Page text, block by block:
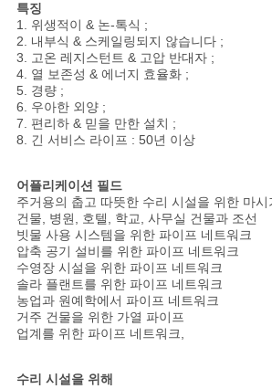
특징
1. 위생적이 & 논-톡식 ;
2. 내부식 & 스케일링되지 않습니다 ;
3. 고온 레지스턴트 & 고압 반대자 ;
4. 열 보존성 & 에너지 효율화 ;
5. 경량 ;
6. 우아한 외양 ;
7. 편리하 & 믿을 만한 설치 ;
8. 긴 서비스 라이프 : 50년 이상
어플리케이션 필드
주거용의 춥고 따뜻한 수리 시설을 위한 마
건물, 병원, 호텔, 학교, 사무실 건물과 조선
빗물 사용 시스템을 위한 파이프 네트워크
압축 공기 설비를 위한 파이프 네트워크
수영장 시설을 위한 파이프 네트워크
솔라 플랜트를 위한 파이프 네트워크
농업과 원예학에서 파이프 네트워크
거주 건물을 위한 가열 파이프
업계를 위한 파이프 네트워크,
수리 시설을 위해